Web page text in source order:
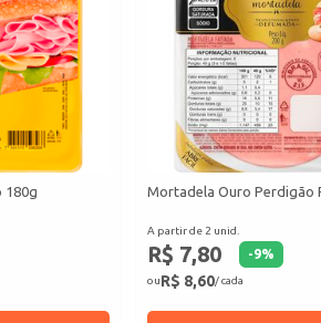
180g Mortadela Ouro Perdigão
A partir de 2 unid.
R$ 7,80 -9%
ouR$ 8,60/ cada